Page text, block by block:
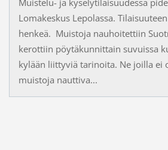
Lomakeskus Lepolassa.
henkeä. Muistoja nauhoitettiin
kerottiin pöytäkunnittain suvuissa
kylään liittyviä tarinoita. Ne joilla ei
muistoja nauttiva...